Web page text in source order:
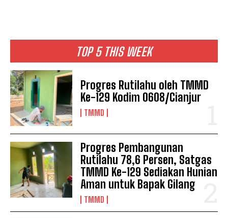
TOP 5 THIS WEEK
Progres Rutilahu oleh TMMD
Ke-129 Kodim 0608/Cianjur
TMMD
Progres Pembangunan
Rutilahu 78,6 Persen, Satgas
TMMD Ke-129 Sediakan Hunian
Aman untuk Bapak Gilang
TMMD